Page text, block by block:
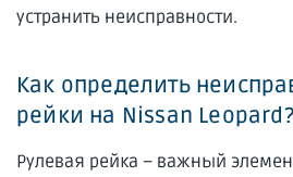
устранить неисправности.
Как определить
рейки на Nissan Leopard?
Рулевая рейка – важный